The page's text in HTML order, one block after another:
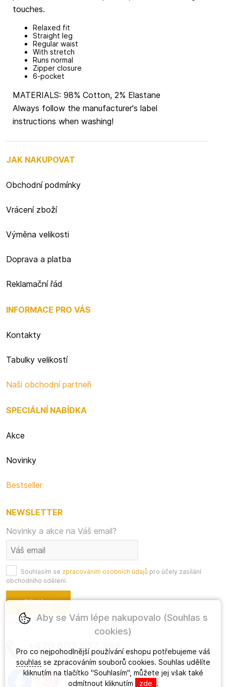
touches.
Relaxed fit
Straight leg
Regular waist
With stretch
Runs normal
Zipper closure
6-pocket
MATERIALS: 98% Cotton, 2% Elastane
Always follow the manufacturer's label
instructions when washing!
JAK NAKUPOVAT
Obchodní podmínky
Vrácení zboží
Výměna velikosti
Doprava a platba
Reklamační řád
INFORMACE PRO VÁS
Kontakty
Tabulky velikostí
Naši obchodní partneři
SPECIÁLNÍ NABÍDKA
Akce
Novinky
Bestseller
NEWSLETTER
Novinky a akce na Váš email?
Souhlasím se zpracováním osobních údajů pro účely zasílání
obchodního sdělení.
+420 603 557 294
Aby se Vám lépe nakupovalo (Souhlas s
cookies)
Pro co nejpohodlnější používání eshopu potřebujeme váš
souhlas se zpracováním souborů cookies. Souhlas udělíte
kliknutím na tlačítko "Souhlasím", můžete jej však také
odmítnout kliknutím
zde .